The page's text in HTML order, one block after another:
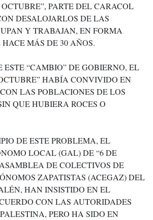
PARTE DEL CARACOL
DESALOJARLOS DE LAS
Y TRABAJAN, EN FORMA
MÁS DE 30 AÑOS.
ESTE “CAMBIO” DE GOBIERNO, EL
HABÍA CONVIVIDO EN
LAS POBLACIONES DE LOS
QUE HUBIERA ROCES O
DE ESTE PROBLEMA, EL
LOCAL (GAL) DE “6 DE
DE COLECTIVOS DE
ZAPATISTAS (ACEGAZ) DEL
HAN INSISTIDO EN EL
CON LAS AUTORIDADES
PERO HA SIDO EN